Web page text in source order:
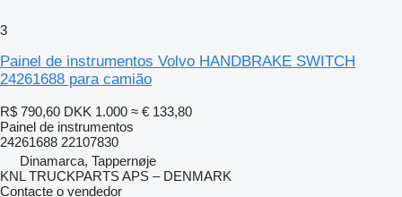
3
Painel de instrumentos Volvo HANDBRAKE SWITCH
24261688 para camião
R$ 790,60 DKK 1.000 ≈ € 133,80
Painel de instrumentos
24261688 22107830
Dinamarca, Tappernøje
KNL TRUCKPARTS APS – DENMARK
Contacte o vendedor